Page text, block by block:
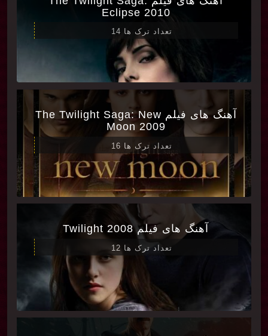
Eclipse 2010
تعداد ترک ها 14
آهنگ های فیلم The Twilight Saga: New
Moon 2009
تعداد ترک ها 16
آهنگ های فیلم Twilight 2008
تعداد ترک ها 12